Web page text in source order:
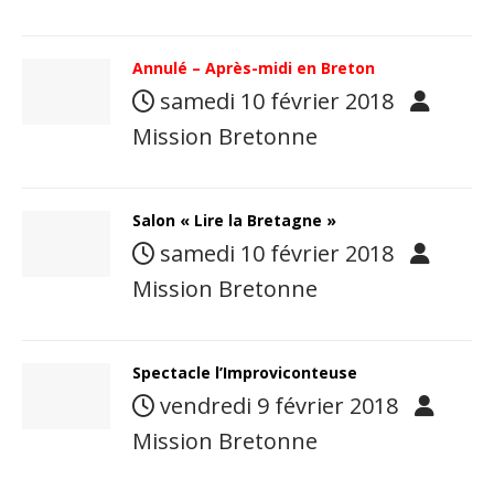
Annulé – Après-midi en Breton
samedi 10 février 2018
Mission Bretonne
Salon « Lire la Bretagne »
samedi 10 février 2018
Mission Bretonne
Spectacle l’Improviconteuse
vendredi 9 février 2018
Mission Bretonne